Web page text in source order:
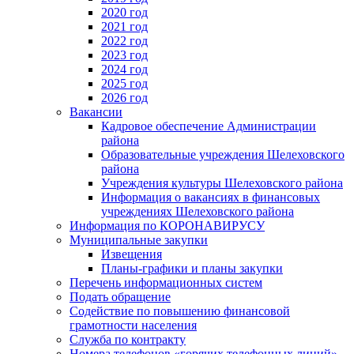
2020 год
2021 год
2022 год
2023 год
2024 год
2025 год
2026 год
Вакансии
Кадровое обеспечение Администрации
района
Образовательные учреждения Шелеховского
района
Учреждения культуры Шелеховского района
Информация о вакансиях в финансовых
учреждениях Шелеховского района
Информация по КОРОНАВИРУСУ
Муниципальные закупки
Извещения
Планы-графики и планы закупки
Перечень информационных систем
Подать обращение
Содействие по повышению финансовой
грамотности населения
Служба по контракту